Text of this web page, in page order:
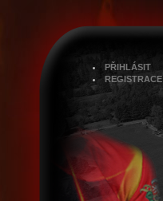
PŘIHLÁSIT
REGISTRACE